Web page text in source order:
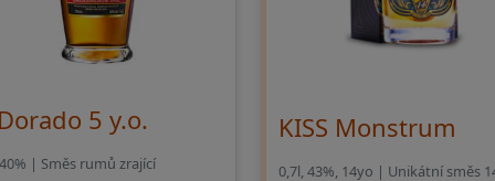
5 y.o.
| Směs rumů zrající
KISS Monstrum
0,7l, 43%, 14yo | Unikátní směs